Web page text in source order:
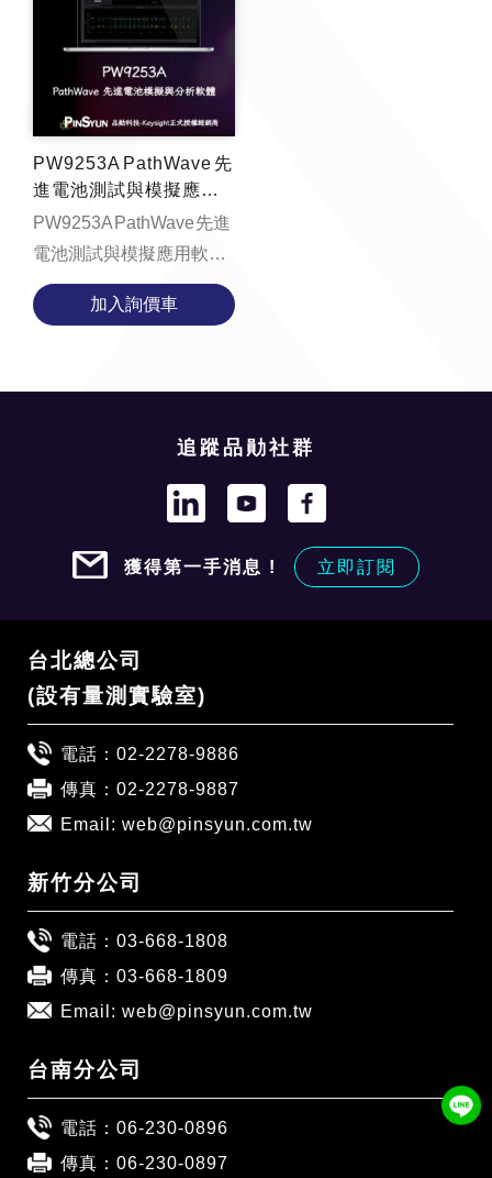
PW9253A PathWave 先
進電池測試與模擬應用
軟體
PW9253A PathWave 先進
電池測試與模擬應用軟體
提供了一個測試環境，讓
您輕鬆進行電池測試、生
加入詢價車
追蹤品勛社群
獲得第一手消息 ! 立即訂閱
台北總公司
(設有量測實驗室)
電話： 02-2278-9886
傳真：02-2278-9887
Email: web@pinsyun.com.tw
新竹分公司
電話： 03-668-1808
傳真：03-668-1809
Email: web@pinsyun.com.tw
台南分公司
電話： 06-230-0896
傳真：06-230-0897